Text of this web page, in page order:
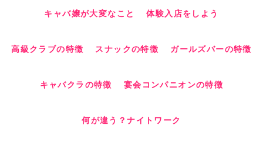
キャバ嬢が大変なこと 体験入店をしよう
高級クラブの特徴 スナックの特徴 ガールズバーの特徴
キャバクラの特徴 宴会コンパニオンの特徴
何が違う？ナイトワーク